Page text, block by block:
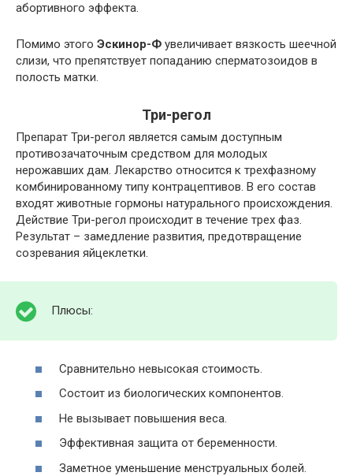
абортивного эффекта.
Помимо этого Эскинор-Ф увеличивает вязкость шеечной
слизи, что препятствует попаданию сперматозоидов в
полость матки.
Три-регол
Препарат Три-регол является самым доступным
противозачаточным средством для молодых
нерожавших дам. Лекарство относится к трехфазному
комбинированному типу контрацептивов. В его состав
входят животные гормоны натурального происхождения.
Действие Три-регол происходит в течение трех фаз.
Результат – замедление развития, предотвращение
созревания яйцеклетки.
Плюсы:
Сравнительно невысокая стоимость.
Состоит из биологических компонентов.
Не вызывает повышения веса.
Эффективная защита от беременности.
Заметное уменьшение менструальных болей.